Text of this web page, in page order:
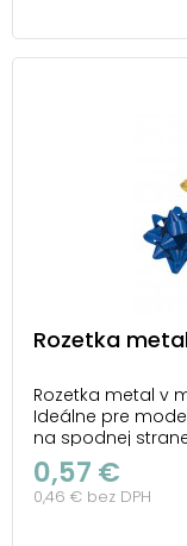
Rozetka
Rozetka metal v
Ideálne pre
na spodnej
pripevníte na
Šírka stuhy: 18
modrá, hnedá,
0,57 €
0,46 € bez DPH